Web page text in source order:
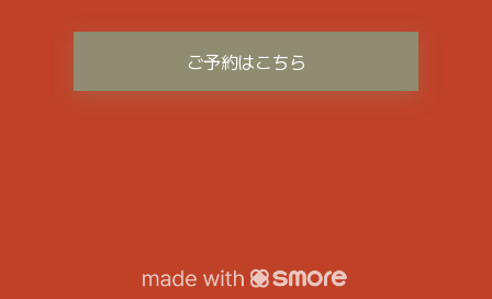
ご予約はこちら